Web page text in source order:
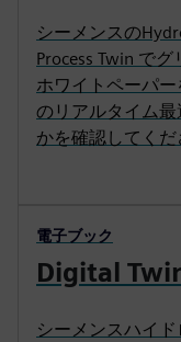
シーメンスの
Process Twin で
ホワイトペーパ
のリアルタイム
かを確認してくだ
電子ブック
Digital
シーメンスハイ